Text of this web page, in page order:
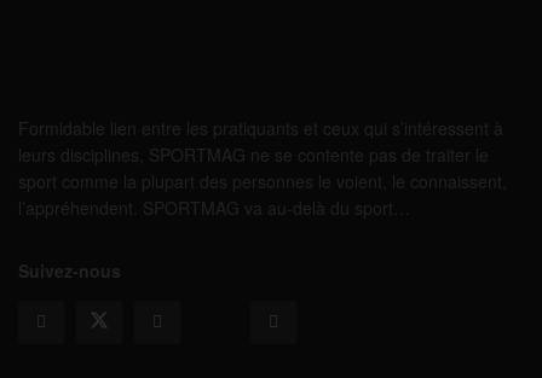
Formidable lien entre les pratiquants et ceux qui s’intéressent à
leurs disciplines, SPORTMAG ne se contente pas de traiter le
sport comme la plupart des personnes le voient, le connaissent,
l’appréhendent. SPORTMAG va au-delà du sport…
Suivez-nous